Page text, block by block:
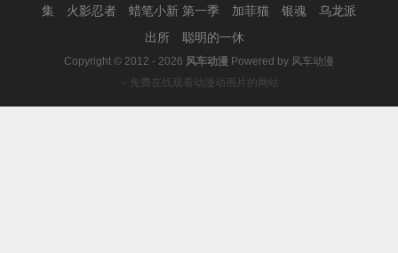
集
火影忍者 蜡笔小新 第一季 加菲猫 银魂
乌龙派
出所
聪明的一休
Copyright © 2012 - 2026 风车动漫 Powered by 风车动漫
－免费在线观看动漫动画片的网站